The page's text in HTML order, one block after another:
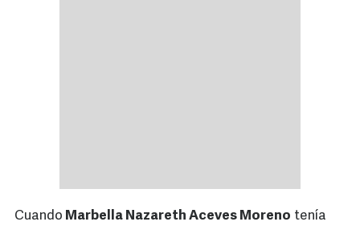
Cuando Marbella Nazareth Aceves Moreno tenía